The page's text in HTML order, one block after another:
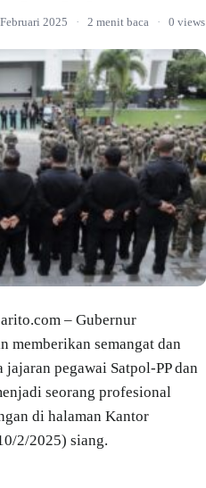
2025 · 2 menit baca · 0 views
– Gubernur
memberikan semangat dan
jajaran pegawai Satpol-PP dan
seorang profesional
di halaman Kantor
2/2025) siang.